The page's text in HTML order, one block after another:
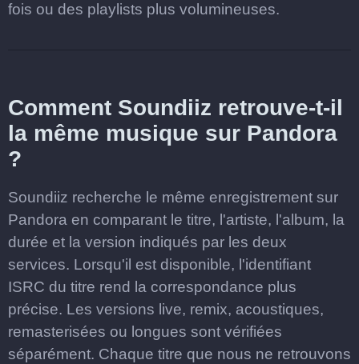
fois ou des playlists plus volumineuses.
Comment Soundiiz retrouve-t-il
la même musique sur Pandora
?
Soundiiz recherche le même enregistrement sur
Pandora en comparant le titre, l'artiste, l'album, la
durée et la version indiqués par les deux
services. Lorsqu'il est disponible, l'identifiant
ISRC du titre rend la correspondance plus
précise. Les versions live, remix, acoustiques,
remasterisées ou longues sont vérifiées
séparément. Chaque titre que nous ne retrouvons